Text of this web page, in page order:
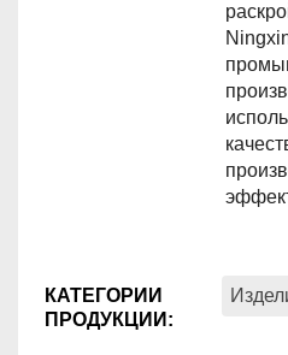
КАТЕГОРИИ
ПРОДУКЦИИ :